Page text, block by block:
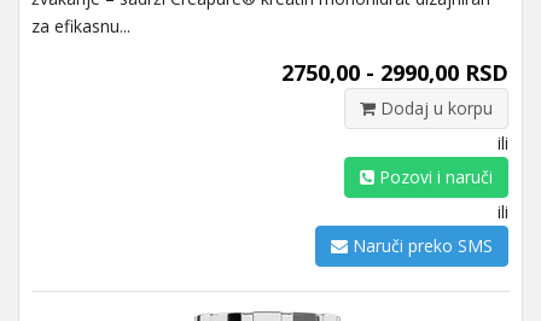
za efikasnu...
2750,00 - 2990,00 RSD
Dodaj u korpu
ili
Pozovi i naruči
ili
Naruči preko SMS